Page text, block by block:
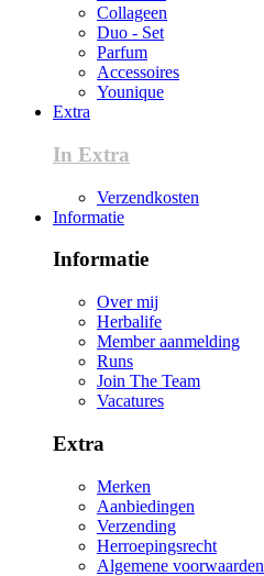
Collageen
Duo - Set
Parfum
Accessoires
Younique
Extra
In Extra
Verzendkosten
Informatie
Informatie
Over mij
Herbalife
Member aanmelding
Runs
Join The Team
Vacatures
Extra
Merken
Aanbiedingen
Verzending
Herroepingsrecht
Algemene voorwaarden